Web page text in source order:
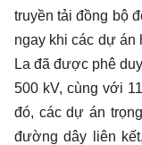
truyền tải đồng bộ
ngay khi các dự
La đã được phê
500 kV, cùng với
đó, các dự án
đường dây liên